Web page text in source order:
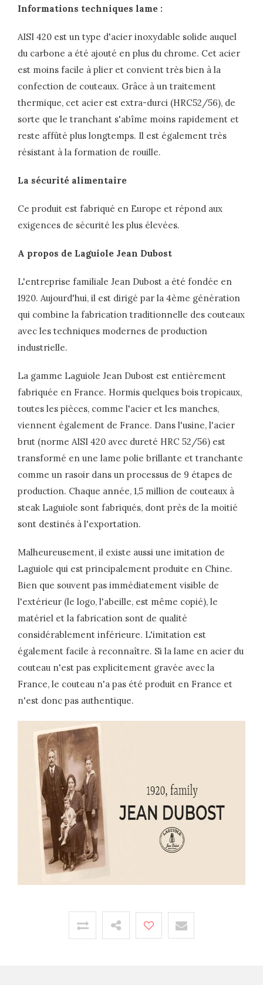
Informations techniques lame :
AISI 420 est un type d'acier inoxydable solide auquel
du carbone a été ajouté en plus du chrome. Cet acier
est moins facile à plier et convient très bien à la
confection de couteaux. Grâce à un traitement
thermique, cet acier est extra-durci (HRC52/56), de
sorte que le tranchant s'abîme moins rapidement et
reste affûté plus longtemps. Il est également très
résistant à la formation de rouille.
La sécurité alimentaire
Ce produit est fabriqué en Europe et répond aux
exigences de sécurité les plus élevées.
A propos de Laguiole Jean Dubost
L'entreprise familiale Jean Dubost a été fondée en
1920. Aujourd'hui, il est dirigé par la 4ème génération
qui combine la fabrication traditionnelle des couteaux
avec les techniques modernes de production
industrielle.
La gamme Laguiole Jean Dubost est entièrement
fabriquée en France. Hormis quelques bois tropicaux,
toutes les pièces, comme l'acier et les manches,
viennent également de France. Dans l'usine, l'acier
brut (norme AISI 420 avec dureté HRC 52/56) est
transformé en une lame polie brillante et tranchante
comme un rasoir dans un processus de 9 étapes de
production. Chaque année, 1,5 million de couteaux à
steak Laguiole sont fabriqués, dont près de la moitié
sont destinés à l'exportation.
Malheureusement, il existe aussi une imitation de
Laguiole qui est principalement produite en Chine.
Bien que souvent pas immédiatement visible de
l'extérieur (le logo, l'abeille, est même copié), le
matériel et la fabrication sont de qualité
considérablement inférieure. L'imitation est
également facile à reconnaître. Si la lame en acier du
couteau n'est pas explicitement gravée avec la
France, le couteau n'a pas été produit en France et
n'est donc pas authentique.